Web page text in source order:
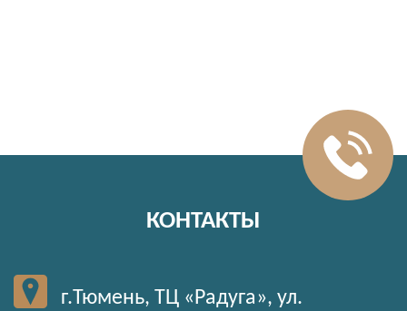
КОНТАКТЫ
г.Тюмень, ТЦ «Радуга», ул.